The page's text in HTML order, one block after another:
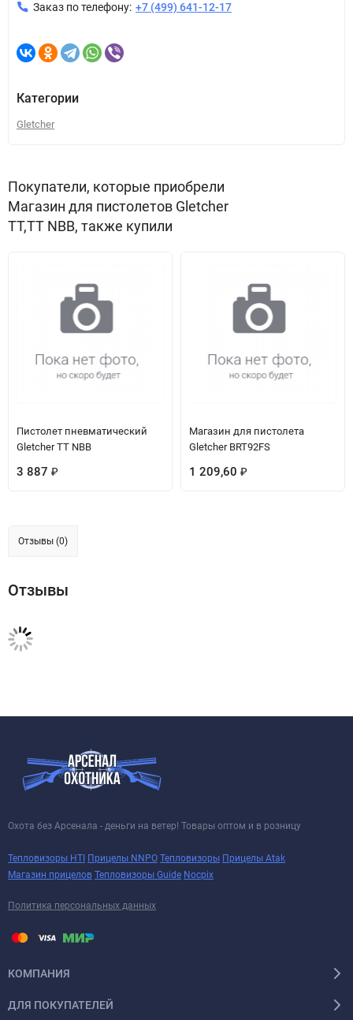
Заказ по телефону: +7 (499) 641-12-17
Категории
Gletcher
Покупатели, которые приобрели
Магазин для пистолетов Gletcher
TT,TT NBB, также купили
Пистолет пневматический
Gletcher TT NBB
3 887 ₽
Магазин для пистолета
Gletcher BRT92FS
1 209,60 ₽
Отзывы (0)
Отзывы
Охота без Арсенала - деньги на ветер! Товары оптом и в розницу
Тепловизоры HTI Прицелы NNPO Тепловизоры Прицелы Atak
Магазин прицелов Тепловизоры Guide Nocpix
Политика персональных данных
КОМПАНИЯ
ДЛЯ ПОКУПАТЕЛЕЙ